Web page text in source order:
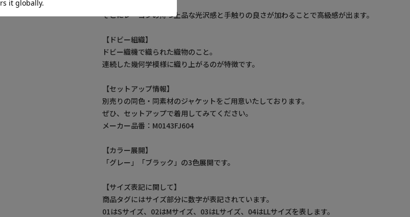
そこにレーヨンの持つ上品な光沢感と手触りの良さが加わることで高級感が出ます。
【ドビー組織】
ドビー織機で織られた織物のこと。
連続した幾何学模様に織り上がるのが特徴です。
【セットアップ情報】
別売りの同色・同素材のジャケットをご用意いたしております。
ぜひ、セットアップで着用してみてください。
メーカー品番：M0143FJ604
【カラー展開】
「グレー」「ブラック」の3色展開です。
【サイズ表記に関して】
商品タグにはサイズ部分に数字が表記されています。
01はSサイズ、02はMサイズ、03はLサイズ、04はLLサイズを表します。